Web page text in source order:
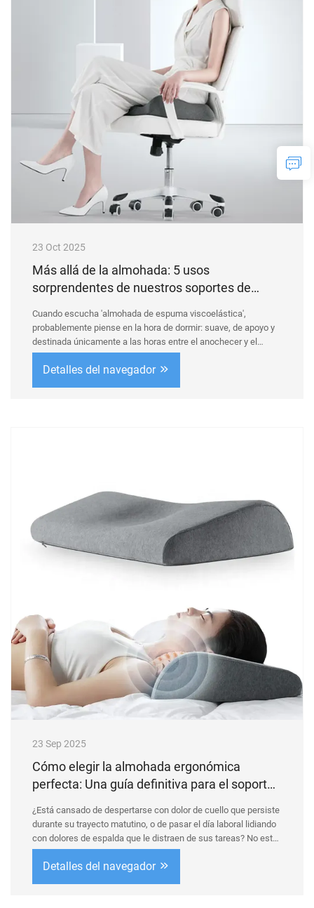
23 Oct 2025
Más allá de la almohada: 5 usos
sorprendentes de nuestros soportes de
Cuando escucha 'almohada de espuma viscoelástica',
probablemente piense en la hora de dormir: suave, de apoyo y
destinada únicamente a las horas entre el anochecer y el
amanecer. Pero en Nantong Bulawo creemos que la verdadera
comodidad no debería limitarse al dormitorio. Nuestros
Detalles del navegador
23 Sep 2025
Cómo elegir la almohada ergonómica
perfecta: Una guía definitiva para el soporte
¿Está cansado de despertarse con dolor de cuello que persiste
durante su trayecto matutino, o de pasar el día laboral lidiando
con dolores de espalda que le distraen de sus tareas? No está
solo. En el mundo actual acelerado, donde los trabajos de
oficina, los...
Detalles del navegador